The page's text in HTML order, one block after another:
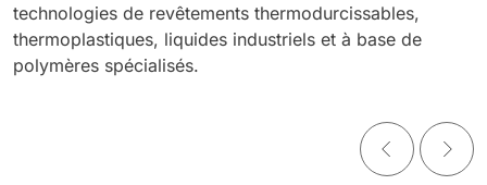
technologies de revêtements thermodurcissables,
thermoplastiques, liquides industriels et à base de
polymères spécialisés.